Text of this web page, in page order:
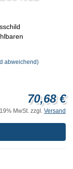
abweichend)
70,68 €
MwSt. zzgl. Versand